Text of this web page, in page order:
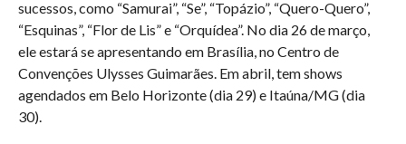
sucessos, como “Samurai”, “Se”, “Topázio”, “Quero-Quero”,
“Esquinas”, “Flor de Lis” e “Orquídea”. No dia 26 de março,
ele estará se apresentando em Brasília, no Centro de
Convenções Ulysses Guimarães. Em abril, tem shows
agendados em Belo Horizonte (dia 29) e Itaúna/MG (dia
30).